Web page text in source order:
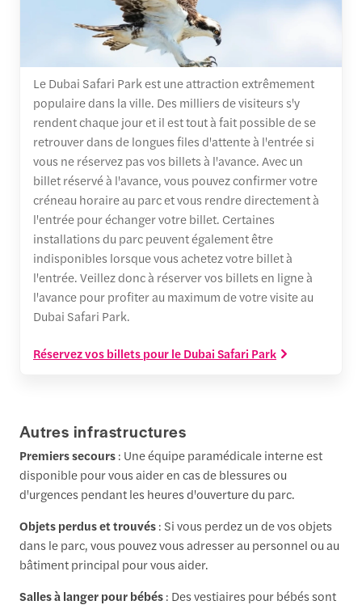
Le Dubai Safari Park est une attraction extrêmement
populaire dans la ville. Des milliers de visiteurs s'y
rendent chaque jour et il est tout à fait possible de se
retrouver dans de longues files d'attente à l'entrée si
vous ne réservez pas vos billets à l'avance. Avec un
billet réservé à l'avance, vous pouvez confirmer votre
créneau horaire au parc et vous rendre directement à
l'entrée pour échanger votre billet. Certaines
installations du parc peuvent également être
indisponibles lorsque vous achetez votre billet à
l'entrée. Veillez donc à réserver vos billets en ligne à
l'avance pour profiter au maximum de votre visite au
Dubai Safari Park.
Réservez vos billets pour le Dubai Safari Park
Autres infrastructures
Premiers secours: Une équipe paramédicale interne est
disponible pour vous aider en cas de blessures ou
d'urgences pendant les heures d'ouverture du parc.
Objets perdus et trouvés: Si vous perdez un de vos objets
dans le parc, vous pouvez vous adresser au personnel ou au
bâtiment principal pour vous aider.
Salles à langer pour bébés: Des vestiaires pour bébés sont